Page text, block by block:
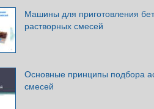
Машины для приготовления
растворных смесей
Основные принципы подбора
смесей